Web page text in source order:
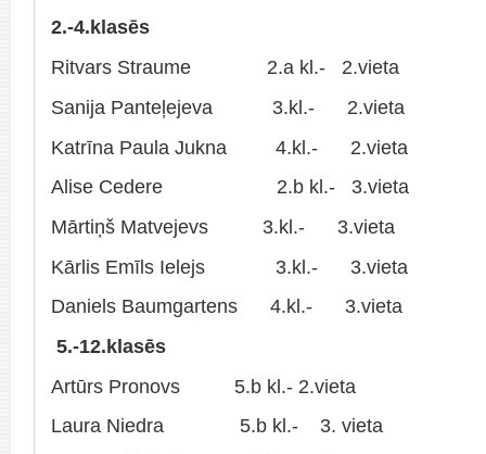
2.-4.klasēs
Ritvars Straume 2.a kl.- 2.vieta
Sanija Panteļejeva 3.kl.- 2.vieta
Katrīna Paula Jukna 4.kl.- 2.vieta
Alise Cedere 2.b kl.- 3.vieta
Mārtiņš Matvejevs 3.kl.- 3.vieta
Kārlis Emīls Ielejs 3.kl.- 3.vieta
Daniels Baumgartens 4.kl.- 3.vieta
5.-12.klasēs
Artūrs Pronovs 5.b kl.- 2.vieta
Laura Niedra 5.b kl.- 3. vieta